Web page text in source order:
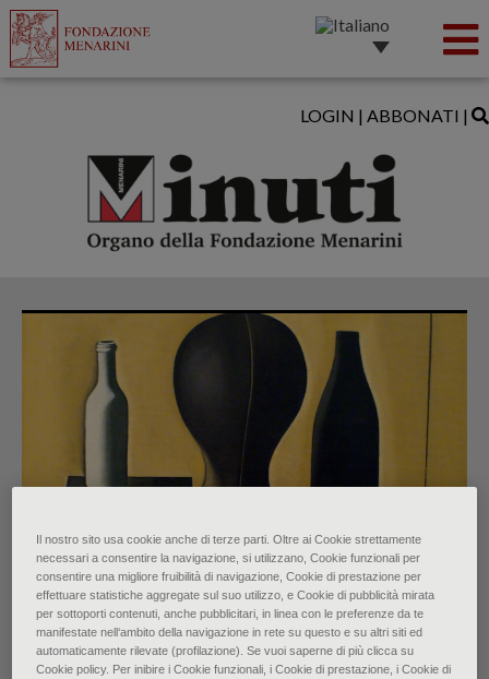
LOGIN | ABBONATI |
Da Modigliani a Morandi:
Ritorni a Firenze
di Lorenzo Gualtieri ∙ Maggio 2024
Il nostro sito usa cookie anche di terze parti. Oltre ai Cookie strettamente
necessari a consentire la navigazione, si utilizzano, Cookie funzionali per
consentire una migliore fruibilità di navigazione, Cookie di prestazione per
effettuare statistiche aggregate sul suo utilizzo, e Cookie di pubblicità mirata
per sottoporti contenuti, anche pubblicitari, in linea con le preferenze da te
manifestate nell‘ambito della navigazione in rete su questo e su altri siti ed
automaticamente rilevate (profilazione). Se vuoi saperne di più clicca su
Cookie policy. Per inibire i Cookie funzionali, i Cookie di prestazione, i Cookie di